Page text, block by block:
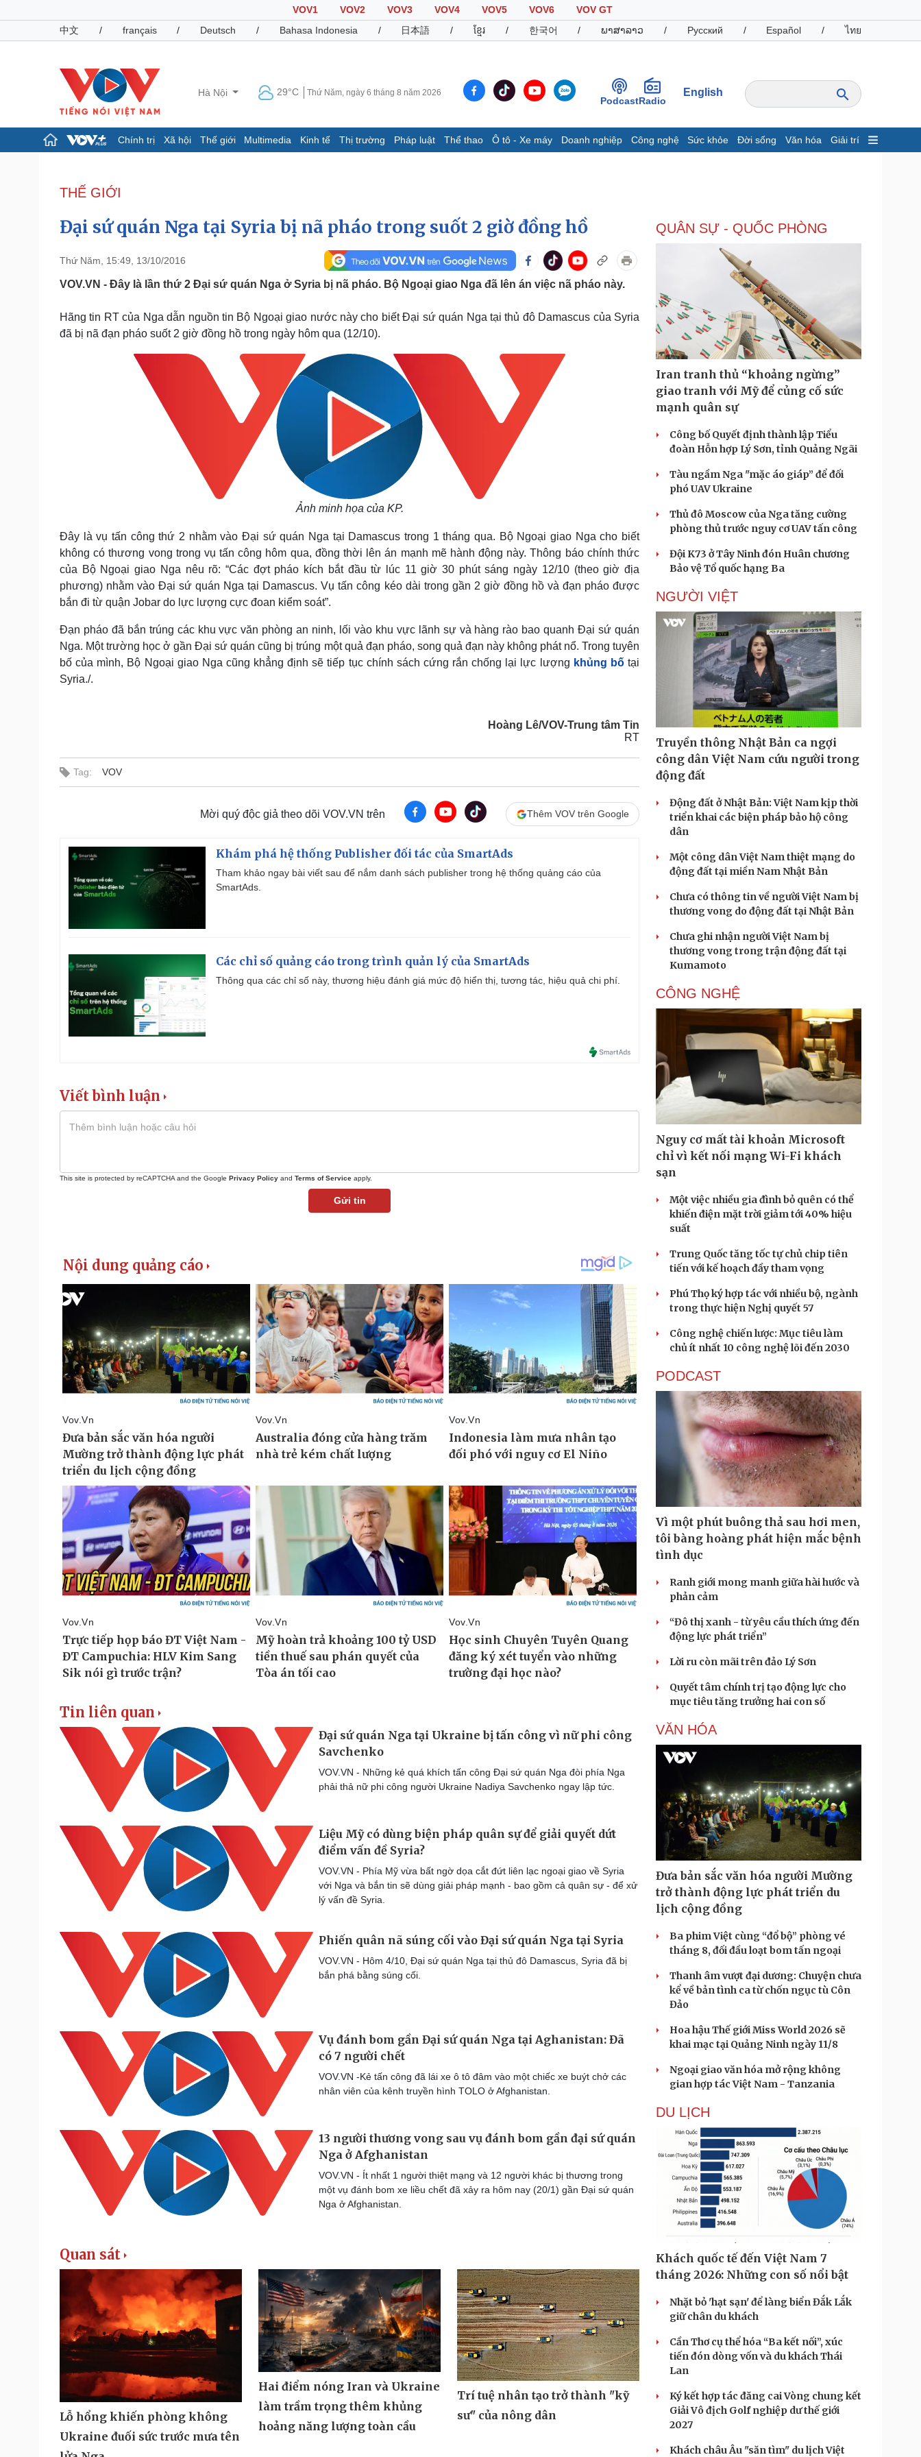
VOV1 VOV2 VOV3 VOV4 VOV5 VOV6
VOV GT
中文
/ français / Deutsch / Bahasa Indonesia / 日本語 / ខ្មែរ / 한국어 / ພາສາລາວ / Русский / Español / ไทย
Hà Nội 29°C Thứ Năm, ngày 6 tháng 8 năm 2026
PodcastRadio
English
Chính trị Xã hội Thế giới Multimedia Kinh tế Thị trường Pháp luật Thể thao Ô tô - Xe máy Doanh nghiệp Công nghệ Sức khỏe Đời sống Văn hóa Giải trí
Đảng
Tổ chức nhân sự
Nhận diện sự thật
Dấu ấn VOV
Infographic
Chứng khoán
Pháp luật
Tin nóng
Tư vấn luật
Quân sự - Quốc phòng
Việt Nam
Phân tích
Thể thao
Lịch thi đấu bóng đá
Thế giới thể thao
Hậu trường
Ô tô - Xe máy
Xe máy
Doanh nghiệp
Thông tin doanh nghiệp
Doanh nghiệp 24h
Doanh nhân
Công nghệ
Sành điệu
Tin Công nghệ
Trải nghiệm
Chuyển đổi số
Dinh dưỡng - món ngon
Đời sống
Nhà đẹp
Tình yêu - Gia đình
Sân khấu - Điện ảnh
Văn học
Di sản
Giải trí
Nghệ sĩ
Thời trang
Podcast
Câu chuyện thời sự
Cửa sổ tình yêu
Kể chuyện cho bé
Hạt giống tâm hồn
THẾ GIỚI
Đại sứ quán Nga tại Syria bị nã pháo trong suốt 2 giờ đồng hồ
Thứ Năm, 15:49, 13/10/2016
VOV.VN - Đây là lần thứ 2 Đại sứ quán Nga ở Syria bị nã pháo. Bộ Ngoại giao Nga đã lên án việc nã pháo này.
Hãng tin RT của Nga dẫn nguồn tin Bộ Ngoại giao nước này cho biết Đại sứ quán Nga tại thủ đô Damascus của Syria
đã bị nã đạn pháo suốt 2 giờ đồng hồ trong ngày hôm qua (12/10).
Ảnh minh họa của KP.
Đây là vụ tấn công thứ 2 nhằm vào Đại sứ quán Nga tại Damascus trong 1 tháng qua. Bộ Ngoại giao Nga cho biết
không có thương vong trong vụ tấn công hôm qua, đồng thời lên án mạnh mẽ hành động này. Thông báo chính thức
của Bộ Ngoại giao Nga nêu rõ: “Các đợt pháo kích bắt đầu từ lúc 11 giờ 30 phút sáng ngày 12/10 (theo giờ địa
phương) nhằm vào Đại sứ quán Nga tại Damascus. Vụ tấn công kéo dài trong gần 2 giờ đồng hồ và đạn pháo được
bắn đi từ quận Jobar do lực lượng cực đoan kiểm soát”.
Đạn pháo đã bắn trúng các khu vực văn phòng an ninh, lối vào khu vực lãnh sự và hàng rào bao quanh Đại sứ quán
Nga. Một trường học ở gần Đại sứ quán cũng bị trúng một quả đạn pháo, song quả đạn này không phát nổ. Trong tuyên
bố của mình, Bộ Ngoại giao Nga cũng khẳng định sẽ tiếp tục chính sách cứng rắn chống lại lực lượng khủng bốtại
Syria./.
Hoàng Lê/VOV-Trung tâm Tin
RT
Tag: VOV
Mời quý độc giả theo dõi VOV.VN trên Thêm VOV trên Google
Khám phá hệ thống Publisher đối tác của SmartAds
Tham khảo ngay bài viết sau để nắm danh sách publisher trong hệ thống quảng cáo của
SmartAds.
Các chỉ số quảng cáo trong trình quản lý của SmartAds
Thông qua các chỉ số này, thương hiệu đánh giá mức độ hiển thị, tương tác, hiệu quả chi phí.
Viết bình luận
This site is protected by reCAPTCHA and the Google Privacy Policy and Terms of Service apply.
Gửi tin
Tin liên quan
Đại sứ quán Nga tại Ukraine bị tấn công vì nữ phi công
Savchenko
VOV.VN - Những kẻ quá khích tấn công Đại sứ quán Nga đòi phía Nga
phải thả nữ phi công người Ukraine Nadiya Savchenko ngay lập tức.
Liệu Mỹ có dùng biện pháp quân sự để giải quyết dứt
điểm vấn đề Syria?
VOV.VN - Phía Mỹ vừa bất ngờ dọa cắt đứt liên lạc ngoại giao về Syria
với Nga và bắn tin sẽ dùng giải pháp mạnh - bao gồm cả quân sự - để xử
lý vấn đề Syria.
Phiến quân nã súng cối vào Đại sứ quán Nga tại Syria
VOV.VN - Hôm 4/10, Đại sứ quán Nga tại thủ đô Damascus, Syria đã bị
bắn phá bằng súng cối.
Vụ đánh bom gần Đại sứ quán Nga tại Aghanistan: Đã
có 7 người chết
VOV.VN -Kẻ tấn công đã lái xe ô tô đâm vào một chiếc xe buýt chở các
nhân viên của kênh truyền hình TOLO ở Afghanistan.
13 người thương vong sau vụ đánh bom gần đại sứ quán
Nga ở Afghanistan
VOV.VN - Ít nhất 1 người thiệt mạng và 12 người khác bị thương trong
một vụ đánh bom xe liều chết đã xảy ra hôm nay (20/1) gần Đại sứ quán
Nga ở Afghanistan.
Quan sát
Lỗ hổng khiến phòng không
Ukraine đuối sức trước mưa tên
Hai điểm nóng Iran và Ukraine
làm trầm trọng thêm khủng
hoảng năng lượng toàn cầu
Trí tuệ nhân tạo trở thành "kỹ
sư" của nông dân
QUÂN SỰ - QUỐC PHÒNG
Iran tranh thủ “khoảng ngừng”
giao tranh với Mỹ để củng cố sức
mạnh quân sự
Công bố Quyết định thành lập Tiểu
đoàn Hỗn hợp Lý Sơn, tỉnh Quảng Ngãi
Tàu ngầm Nga "mặc áo giáp” để đối
phó UAV Ukraine
Thủ đô Moscow của Nga tăng cường
phòng thủ trước nguy cơ UAV tấn công
Đội K73 ở Tây Ninh đón Huân chương
Bảo vệ Tổ quốc hạng Ba
NGƯỜI VIỆT
Truyền thông Nhật Bản ca ngợi
công dân Việt Nam cứu người trong
động đất
Động đất ở Nhật Bản: Việt Nam kịp thời
triển khai các biện pháp bảo hộ công
dân
Một công dân Việt Nam thiệt mạng do
động đất tại miền Nam Nhật Bản
Chưa có thông tin về người Việt Nam bị
thương vong do động đất tại Nhật Bản
Chưa ghi nhận người Việt Nam bị
thương vong trong trận động đất tại
Kumamoto
CÔNG NGHỆ
Nguy cơ mất tài khoản Microsoft
chỉ vì kết nối mạng Wi-Fi khách
sạn
Một việc nhiều gia đình bỏ quên có thể
khiến điện mặt trời giảm tới 40% hiệu
suất
Trung Quốc tăng tốc tự chủ chip tiên
tiến với kế hoạch đầy tham vọng
Phú Thọ ký hợp tác với nhiều bộ, ngành
trong thực hiện Nghị quyết 57
Công nghệ chiến lược: Mục tiêu làm
chủ ít nhất 10 công nghệ lõi đến 2030
PODCAST
Vì một phút buông thả sau hơi men,
tôi bàng hoàng phát hiện mắc bệnh
tình dục
Ranh giới mong manh giữa hài hước và
phản cảm
“Đô thị xanh - từ yêu cầu thích ứng đến
động lực phát triển”
Lời ru còn mãi trên đảo Lý Sơn
Quyết tâm chính trị tạo động lực cho
mục tiêu tăng trưởng hai con số
VĂN HÓA
Đưa bản sắc văn hóa người Mường
trở thành động lực phát triển du
lịch cộng đồng
Ba phim Việt cùng “đổ bộ” phòng vé
tháng 8, đối đầu loạt bom tấn ngoại
Thanh âm vượt đại dương: Chuyện chưa
kể về bản tình ca từ chốn ngục tù Côn
Đảo
Hoa hậu Thế giới Miss World 2026 sẽ
khai mạc tại Quảng Ninh ngày 11/8
Ngoại giao văn hóa mở rộng không
gian hợp tác Việt Nam - Tanzania
DU LỊCH
Khách quốc tế đến Việt Nam 7
tháng 2026: Những con số nổi bật
Nhặt bỏ 'hạt sạn' để làng biển Đắk Lắk
giữ chân du khách
Cần Thơ cụ thể hóa “Ba kết nối”, xúc
tiến đón dòng vốn và du khách Thái
Lan
Ký kết hợp tác đăng cai Vòng chung kết
Giải Vô địch Golf nghiệp dư thế giới
2027
Khách châu Âu "săn tìm" du lịch Việt